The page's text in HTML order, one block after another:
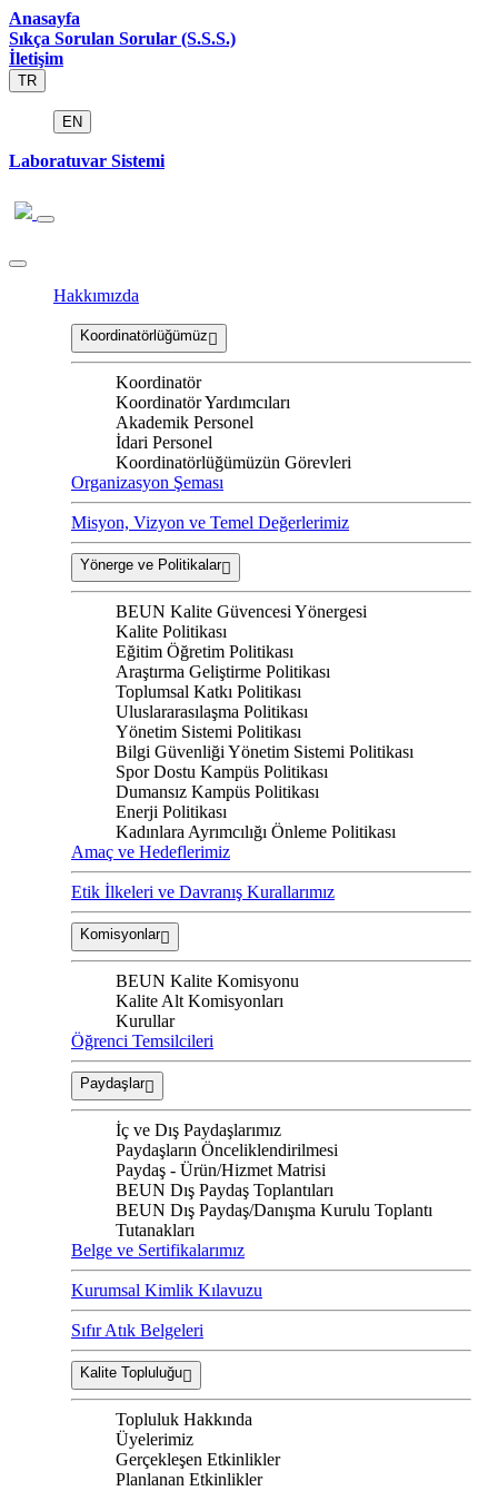
Anasayfa
Sıkça Sorulan Sorular (S.S.S.)
İletişim
TR
EN
Laboratuvar Sistemi
Hakkımızda
Koordinatörlüğümüz
Koordinatör
Koordinatör Yardımcıları
Akademik Personel
İdari Personel
Koordinatörlüğümüzün Görevleri
Organizasyon Şeması
Misyon, Vizyon ve Temel Değerlerimiz
Yönerge ve Politikalar
BEUN Kalite Güvencesi Yönergesi
Kalite Politikası
Eğitim Öğretim Politikası
Araştırma Geliştirme Politikası
Toplumsal Katkı Politikası
Uluslararasılaşma Politikası
Yönetim Sistemi Politikası
Bilgi Güvenliği Yönetim Sistemi Politikası
Spor Dostu Kampüs Politikası
Dumansız Kampüs Politikası
Enerji Politikası
Kadınlara Ayrımcılığı Önleme Politikası
Amaç ve Hedeflerimiz
Etik İlkeleri ve Davranış Kurallarımız
Komisyonlar
BEUN Kalite Komisyonu
Kalite Alt Komisyonları
Kurullar
Öğrenci Temsilcileri
Paydaşlar
İç ve Dış Paydaşlarımız
Paydaşların Önceliklendirilmesi
Paydaş - Ürün/Hizmet Matrisi
BEUN Dış Paydaş Toplantıları
BEUN Dış Paydaş/Danışma Kurulu Toplantı
Tutanakları
Belge ve Sertifikalarımız
Kurumsal Kimlik Kılavuzu
Sıfır Atık Belgeleri
Kalite Topluluğu
Topluluk Hakkında
Üyelerimiz
Gerçekleşen Etkinlikler
Planlanan Etkinlikler